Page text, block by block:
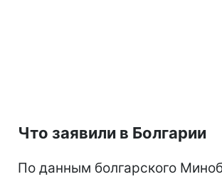
Что заявили в Болгарии
По данным болгарского